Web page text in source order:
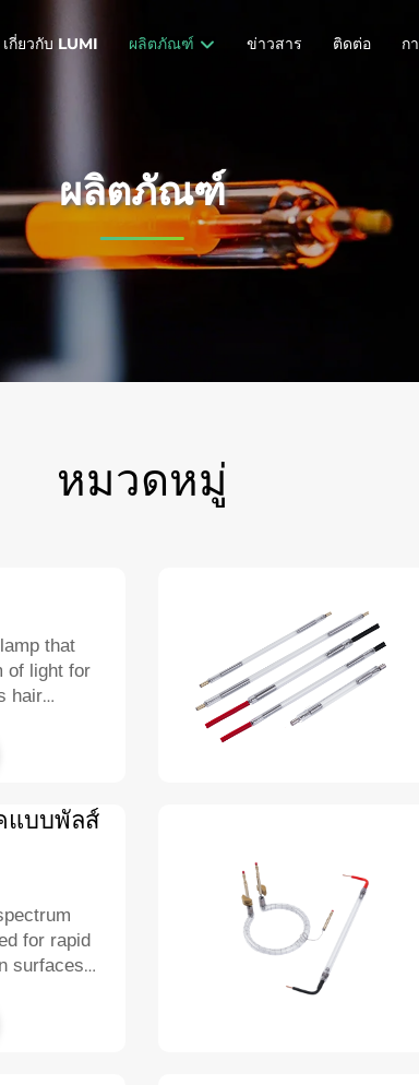
เกี่ยวกับ LUMI ผลิตภัณฑ์ ข่าวสาร ติดต่อ ก
ผลิตภัณฑ์
หมวดหมู่
that
of light for
hair
แบบพัลส์
for rapid
surfaces